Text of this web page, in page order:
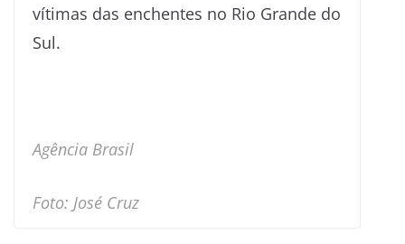
vítimas das enchentes no Rio Grande do
Sul.
Agência Brasil
Foto: José Cruz